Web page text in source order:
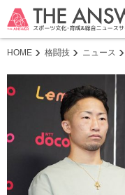
HOME 格闘技 ニュース